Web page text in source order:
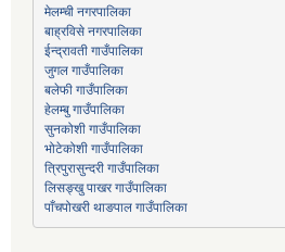
मेलम्ची नगरपालिका
बाह्रविसे नगरपालिका
ईन्द्रावती गाउँपालिका
जुगल गाउँपालिका
बलेफी गाउँपालिका
हेलम्बु गाउँपालिका
सुनकोशी गाउँपालिका
भोटेकोशी गाउँपालिका
त्रिपुरासुन्दरी गाउँपालिका
लिसङ्खु पाखर गाउँपालिका
पाँचपोखरी थाङपाल गाउँपालिका